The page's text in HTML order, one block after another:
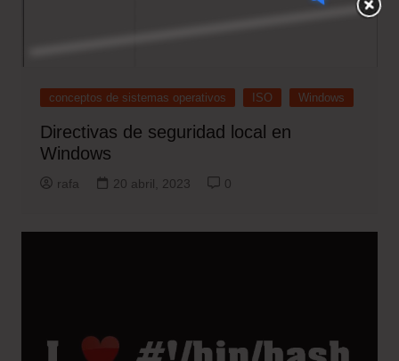
conceptos de sistemas operativos ISO Windows
Directivas de seguridad local en
Windows
rafa 20 abril, 2023 0